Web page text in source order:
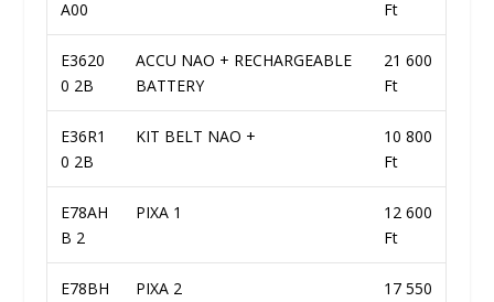
A00
Ft
E3620
0 2B
ACCU NAO + RECHARGEABLE
BATTERY
21 600
Ft
E36R1
0 2B
KIT BELT NAO +
10 800
Ft
E78AH
B 2
PIXA 1
12 600
Ft
E78BH
PIXA 2
17 550